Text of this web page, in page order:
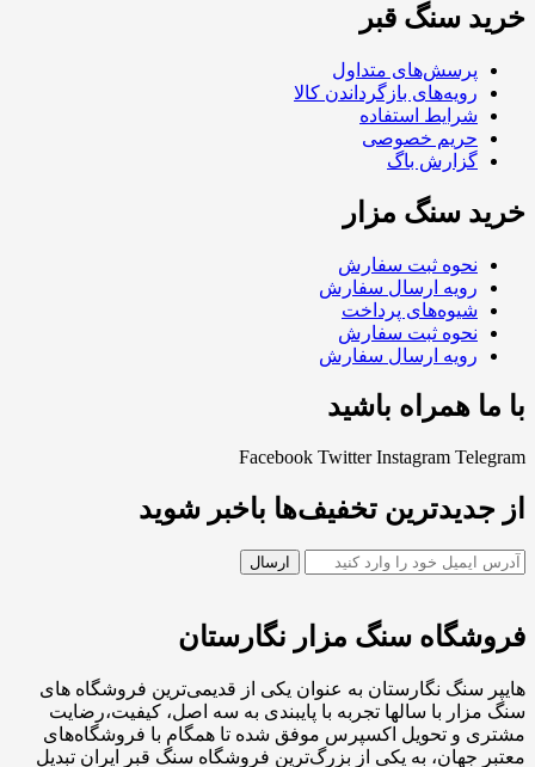
خرید سنگ قبر
پرسش‌های متداول
رویه‌های بازگرداندن کالا
شرایط استفاده
حریم خصوصی
گزارش باگ
خرید سنگ مزار
نحوه ثبت سفارش
رویه ارسال سفارش
شیوه‌های پرداخت
نحوه ثبت سفارش
رویه ارسال سفارش
با ما همراه باشید
Facebook Twitter Instagram Telegram
از جدیدترین تخفیف‌ها باخبر شوید
فروشگاه سنگ مزار نگارستان
هایپر سنگ نگارستان به عنوان یکی از قدیمی‌ترین فروشگاه های
سنگ مزار با سالها تجربه با پایبندی به سه اصل، کیفیت،رضایت
مشتری و تحویل اکسپرس موفق شده تا همگام با فروشگاه‌های
معتبر جهان، به یکی از بزرگ‌ترین فروشگاه سنگ قبر ایران تبدیل